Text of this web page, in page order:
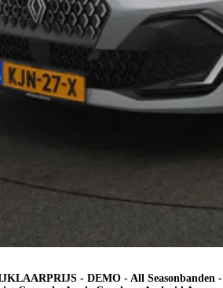
- DEMO - All Seasonbanden -